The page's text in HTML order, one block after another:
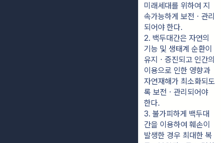
미래세대를 위하여 지
속가능하게 보전ㆍ관리
되어야 한다.
2. 백두대간은 자연의
기능 및 생태계 순환이
유지ㆍ증진되고 인간의
이용으로 인한 영향과
자연재해가 최소화되도
록 보전ㆍ관리되어야
한다.
3. 불가피하게 백두대
간을 이용하여 훼손이
발생한 경우 최대한 복